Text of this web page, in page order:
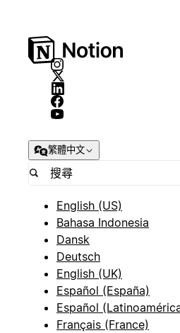
繁體中文
English (US)
Bahasa Indonesia
Dansk
Deutsch
English (UK)
Español (España)
Español
Français (France)